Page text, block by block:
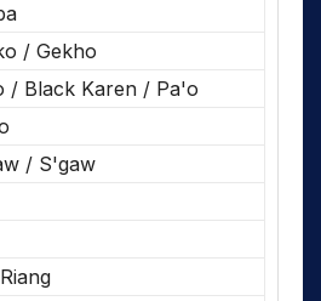
/ Gekho
/ Black Karen / Pa'o
/ S'gaw